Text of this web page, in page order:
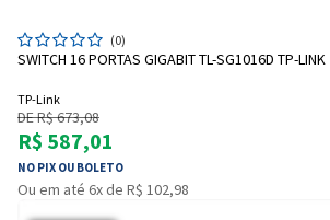
(0)
SWITCH 16 PORTAS GIGABIT TL-SG1016D TP-LINK
TP-Link
DE R$ 673,08
R$ 587,01
NO PIX OU BOLETO
Ou em até 6x de R$ 102,98